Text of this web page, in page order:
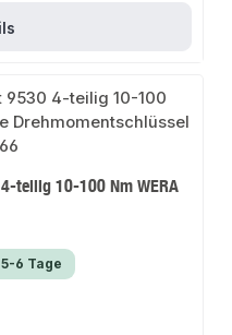
teilig 10-100 Nm WERA
6 Tage